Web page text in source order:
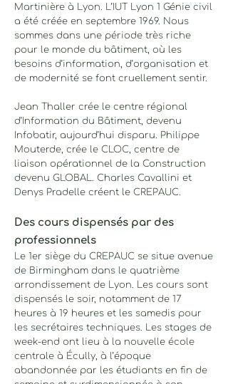
Martinière à Lyon. L’IUT Lyon 1 Génie civil
a été créée en septembre 1969. Nous
sommes dans une période très riche
pour le monde du bâtiment, où les
besoins d’information, d’organisation et
de modernité se font cruellement sentir.
Jean Thaller crée le centre régional
d’Information du Bâtiment, devenu
Infobatir, aujourd’hui disparu. Philippe
Mouterde, crée le CLOC, centre de
liaison opérationnel de la Construction
devenu GLOBAL. Charles Cavallini et
Denys Pradelle créent le CREPAUC.
Des cours dispensés par des
professionnels
Le 1er siège du CREPAUC se situe avenue
de Birmingham dans le quatrième
arrondissement de Lyon. Les cours sont
dispensés le soir, notamment de 17
heures à 19 heures et les samedis pour
les secrétaires techniques. Les stages de
week-end ont lieu à la nouvelle école
centrale à Écully, à l’époque
abandonnée par les étudiants en fin de